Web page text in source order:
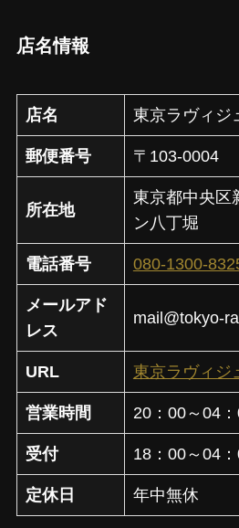
店名情報
店名 東京ラヴィジ
郵便番号 〒103-0004
所在地
東京都中央区
ン八丁堀
電話番号 080-1300-
メールアド
レス
mail@tokyo-
URL 東京ラヴィジ
営業時間 20：00～04
受付 18：00～04
定休日 年中無休